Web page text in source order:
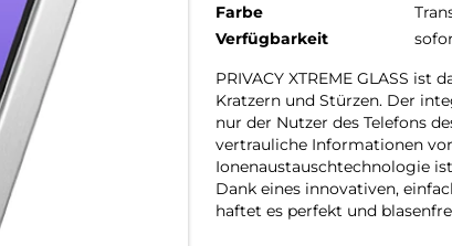
Farbe
Verfügbarkeit
PRIVACY XTREME GLASS
Kratzern und Stürzen. Der
nur der Nutzer des Telefons
vertrauliche Informationen
Ionenaustauschtechnologie
Dank eines innovativen,
haftet es perfekt und